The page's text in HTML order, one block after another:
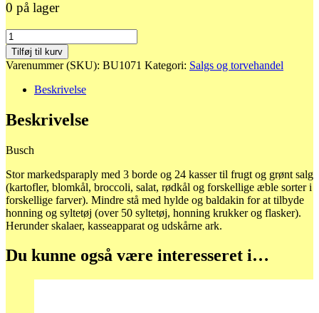
0 på lager
1071
Frugt
og
grønsags
Tilføj til kurv
Varenummer (SKU): BU1071 Kategori: Salgs og torvehandel
Beskrivelse
Beskrivelse
Busch
Stor markedsparaply med 3 borde og 24 kasser til frugt og grønt salg
(kartofler, blomkål, broccoli, salat, rødkål og forskellige æble sorter i
forskellige farver). Mindre stå med hylde og baldakin for at tilbyde
honning og syltetøj (over 50 syltetøj, honning krukker og flasker).
Herunder skalaer, kasseapparat og udskårne ark.
Du kunne også være interesseret i…